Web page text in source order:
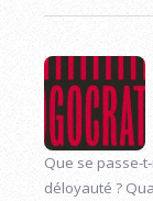
Que se passe-
déloyauté ?